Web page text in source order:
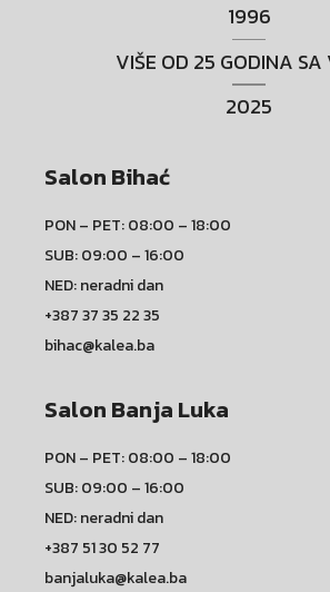
1996
VIŠE OD 25 GODINA
2025
Salon Bihać
PON – PET: 08:00 – 18:00
SUB: 09:00 – 16:00
NED: neradni dan
+387 37 35 22 35
bihac@kalea.ba
Salon Banja Luka
PON – PET: 08:00 – 18:00
SUB: 09:00 – 16:00
NED: neradni dan
+387 51 30 52 77
banjaluka@kalea.ba